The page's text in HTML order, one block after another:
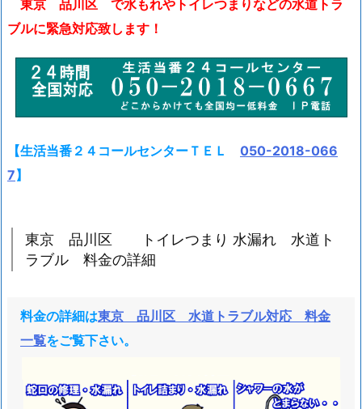
イ
レ
ま
り
水
れ
換
水
ラ
ブ
対
東京 品川区 で水もれやトイレつまりなどの水道トラ
ブルに緊急対応致します！
【生活当番２４コールセンターＴＥＬ 050-2018-066
7】
東京 品川区 トイレつまり 水漏れ 水道ト
ラブル 料金の詳細
料金の詳細は東京 品川区 水道トラブル対応 料金
一覧をご覧下さい。